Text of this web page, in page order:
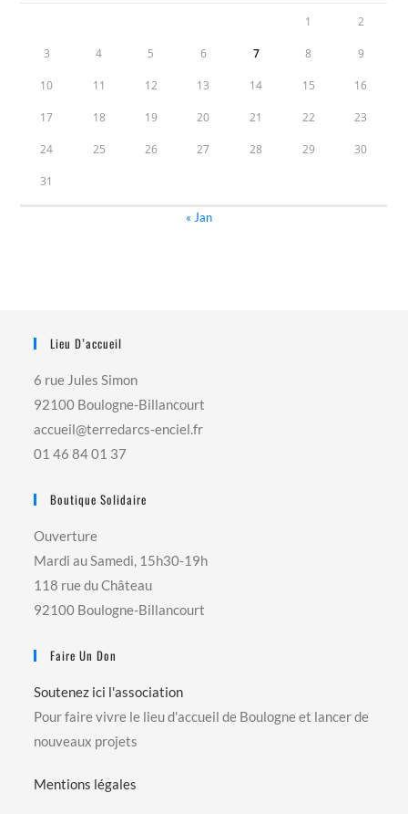
1 2
3 4 5 6 7 8 9
10 11 12 13 14 15 16
17 18 19 20 21 22 23
24 25 26 27 28 29 30
31
« Jan
Lieu D’accueil
6 rue Jules Simon
92100 Boulogne-Billancourt
accueil@terredarcs-enciel.fr
01 46 84 01 37
Boutique Solidaire
Ouverture
Mardi au Samedi, 15h30-19h
118 rue du Château
92100 Boulogne-Billancourt
Faire Un Don
Soutenez ici l'association
Pour faire vivre le lieu d'accueil de Boulogne et lancer de
nouveaux projets
Mentions légales